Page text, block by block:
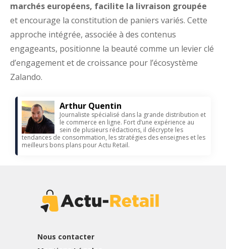
marchés européens, facilite la livraison groupée
et encourage la constitution de paniers variés. Cette
approche intégrée, associée à des contenus
engageants, positionne la beauté comme un levier clé
d’engagement et de croissance pour l’écosystème
Zalando.
Arthur Quentin
Journaliste spécialisé dans la grande distribution et
le commerce en ligne. Fort d’une expérience au
sein de plusieurs rédactions, il décrypte les
tendances de consommation, les stratégies des enseignes et les
meilleurs bons plans pour Actu Retail.
Nous contacter